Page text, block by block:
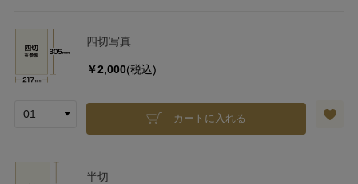
四切写真
￥2,000(税込)
カートに入れる
半切